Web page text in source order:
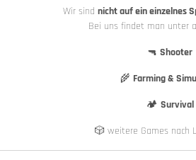
Wir sind nicht auf ein einzelnes
Bei uns findet man unter
🔫 Shooter
🌾 Farming &
🏕️ Survival
🎲 weitere Games nach